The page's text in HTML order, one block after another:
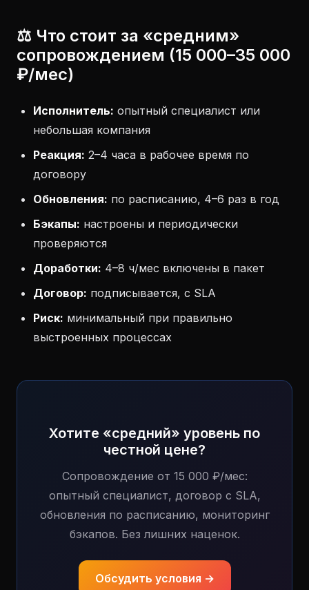
⚖️ Что стоит за «средним»
сопровождением (15 000–35 000
₽/мес)
Исполнитель: опытный специалист или
небольшая компания
Реакция: 2–4 часа в рабочее время по
договору
Обновления: по расписанию, 4–6 раз в год
Бэкапы: настроены и периодически
проверяются
Доработки: 4–8 ч/мес включены в пакет
Договор: подписывается, с SLA
Риск: минимальный при правильно
выстроенных процессах
Хотите «средний» уровень по
честной цене?
Сопровождение от 15 000 ₽/мес:
опытный специалист, договор с SLA,
обновления по расписанию, мониторинг
бэкапов. Без лишних наценок.
Обсудить условия →